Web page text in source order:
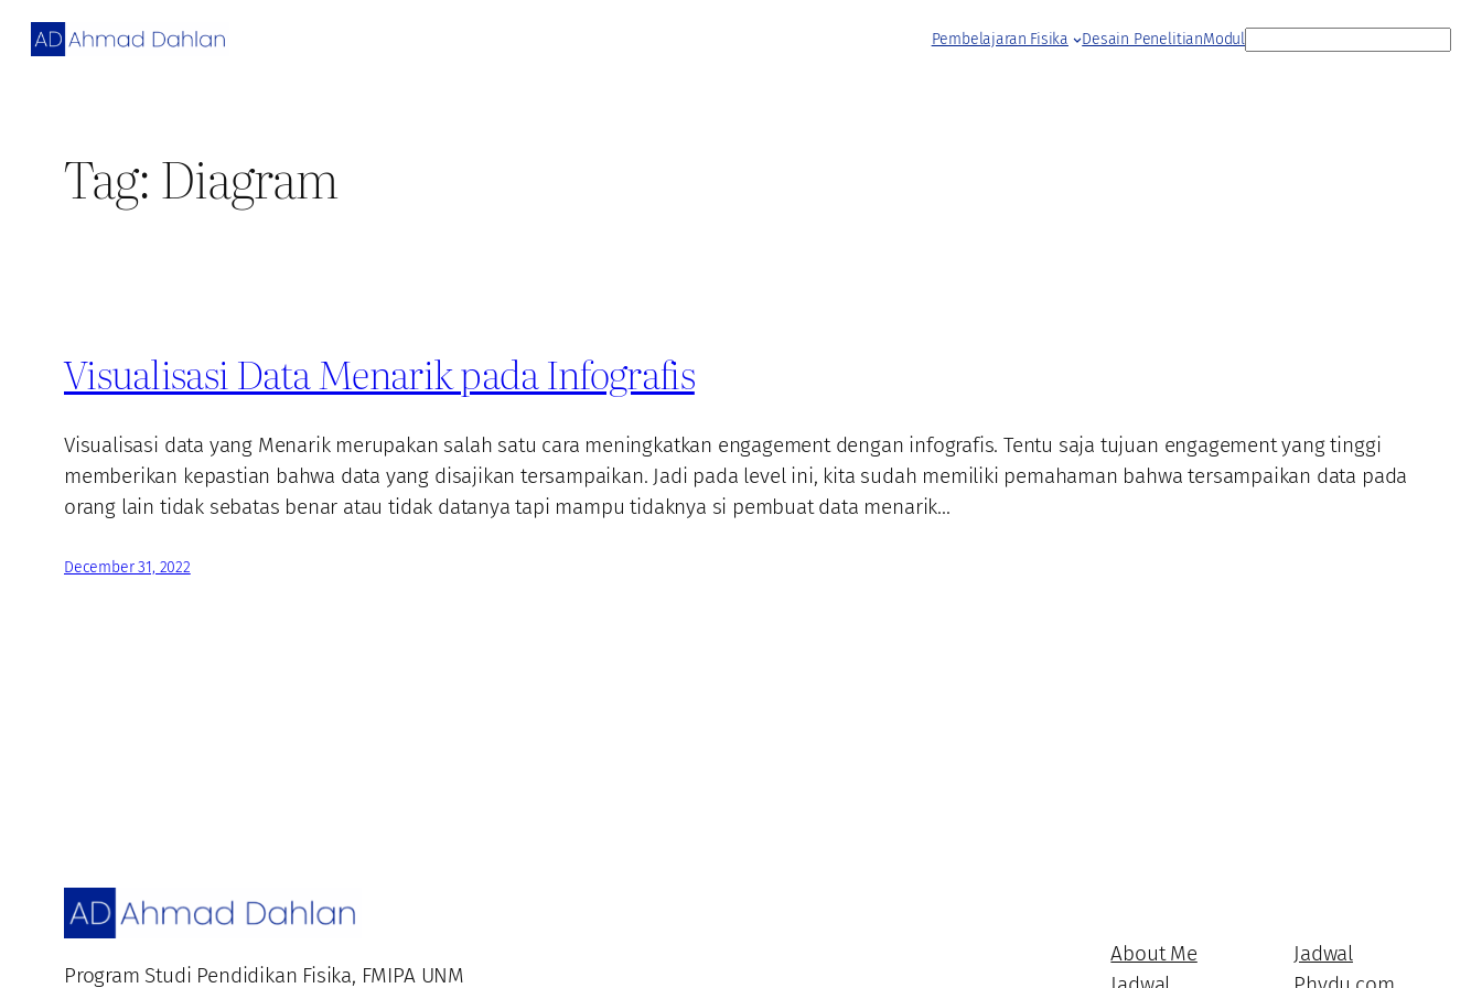
Skip
Pembelajaran Fisika Desain PenelitianModulS
Tag:Diagram
Visualisasi Data Menarik pada Infografis
Visualisasi data yang Menarik merupakan salah satu cara meningkatkan engagement dengan infografis. Tentu saja tujuan engagement yang tinggi
memberikan kepastian bahwa data yang disajikan tersampaikan. Jadi pada level ini, kita sudah memiliki pemahaman bahwa tersampaikan data pada
orang lain tidak sebatas benar atau tidak datanya tapi mampu tidaknya si pembuat data menarik…
December 31, 2022
Program Studi Pendidikan Fisika, FMIPA UNM
About Me
Jadwal